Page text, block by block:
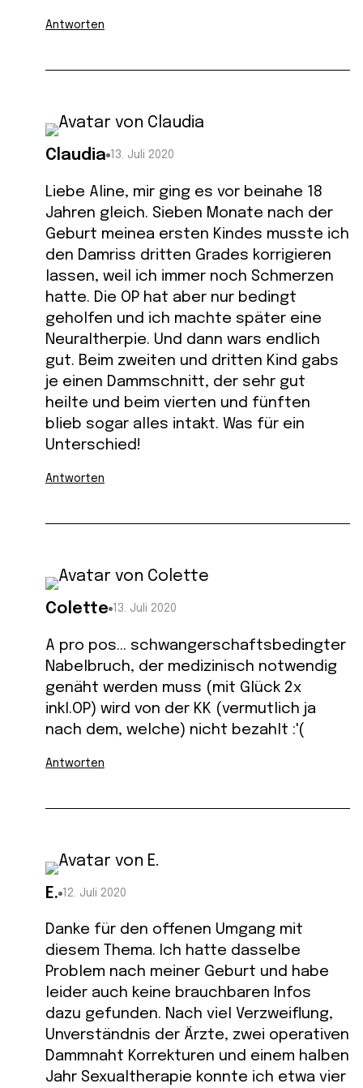
Antworten
Claudia 13. Juli 2020
Liebe Aline, mir ging es vor beinahe 18
Jahren gleich. Sieben Monate nach der
Geburt meinea ersten Kindes musste ich
den Damriss dritten Grades korrigieren
lassen, weil ich immer noch Schmerzen
hatte. Die OP hat aber nur bedingt
geholfen und ich machte später eine
Neuraltherpie. Und dann wars endlich
gut. Beim zweiten und dritten Kind gabs
je einen Dammschnitt, der sehr gut
heilte und beim vierten und fünften
blieb sogar alles intakt. Was für ein
Unterschied!
Antworten
Colette 13. Juli 2020
A pro pos… schwangerschaftsbedingter
Nabelbruch, der medizinisch notwendig
genäht werden muss (mit Glück 2x
inkl.OP) wird von der KK (vermutlich ja
nach dem, welche) nicht bezahlt :'(
Antworten
E. 12. Juli 2020
Danke für den offenen Umgang mit
diesem Thema. Ich hatte dasselbe
Problem nach meiner Geburt und habe
leider auch keine brauchbaren Infos
dazu gefunden. Nach viel Verzweiflung,
Unverständnis der Ärzte, zwei operativen
Dammnaht Korrekturen und einem halben
Jahr Sexualtherapie konnte ich etwa vier